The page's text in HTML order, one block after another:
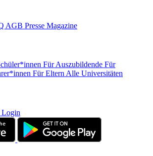
AGB Presse Magazine
Für Auszubildende Für
Für Eltern Alle Universitäten
Login